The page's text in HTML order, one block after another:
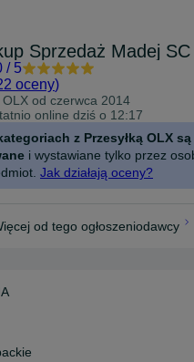
/ 5
oceny)
OLX od czerwca 2014
online dziś o 12:17
z Przesyłką OLX są
i wystawiane tylko przez
Jak działają oceny?
od tego ogłoszeniodawcy